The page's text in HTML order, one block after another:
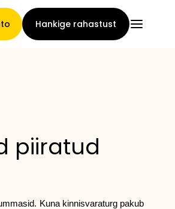
Hankige rahastust
piiratud
Kuna kinnisvaraturg pakub